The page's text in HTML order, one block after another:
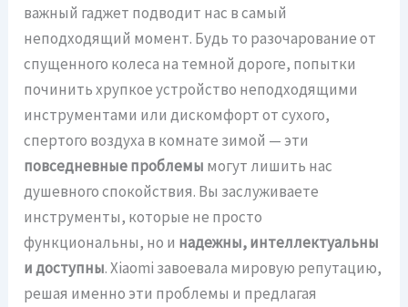
важный гаджет подводит нас в самый
неподходящий момент. Будь то разочарование от
спущенного колеса на темной дороге, попытки
починить хрупкое устройство неподходящими
инструментами или дискомфорт от сухого,
спертого воздуха в комнате зимой — эти
повседневные проблемы могут лишить нас
душевного спокойствия. Вы заслуживаете
инструменты, которые не просто
функциональны, но и надежны, интеллектуальны
и доступны. Xiaomi завоевала мировую репутацию,
решая именно эти проблемы и предлагая